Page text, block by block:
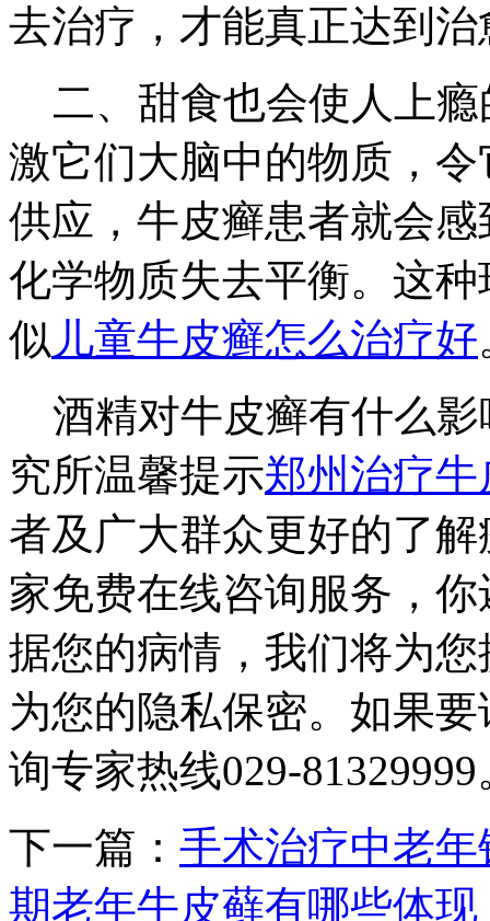
去治疗，才能真正达到
二、甜食也会使人上瘾
激它们大脑中的物质，
供应，牛皮癣患者就会
化学物质失去平衡。这
似 儿童牛皮癣怎么治疗好
酒精对牛皮癣有什么影
究所温馨提示郑州治疗
者及广大群众更好的了
家免费在线咨询服务，
据您的病情，我们将为
为您的隐私保密。如果
询专家热线029-81329999
下一篇： 手术治疗中老
期老年牛皮藓有哪些体现